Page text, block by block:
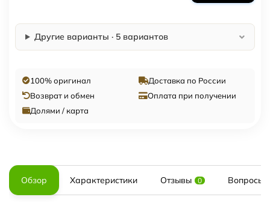
Другие варианты · 5 вариантов
100% оригинал
Доставка по России
Возврат и обмен
Оплата при получении
Долями / карта
Обзор Характеристики Отзывы 0 Вопросы